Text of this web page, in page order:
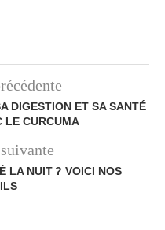
DIGESTION ET SA SANTÉ
LE CURCUMA
LA NUIT ? VOICI NOS